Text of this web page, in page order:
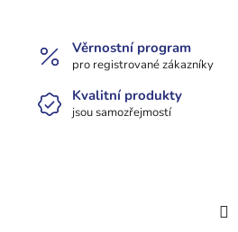
Věrnostní program
pro registrované zákazníky
Kvalitní produkty
jsou samozřejmostí